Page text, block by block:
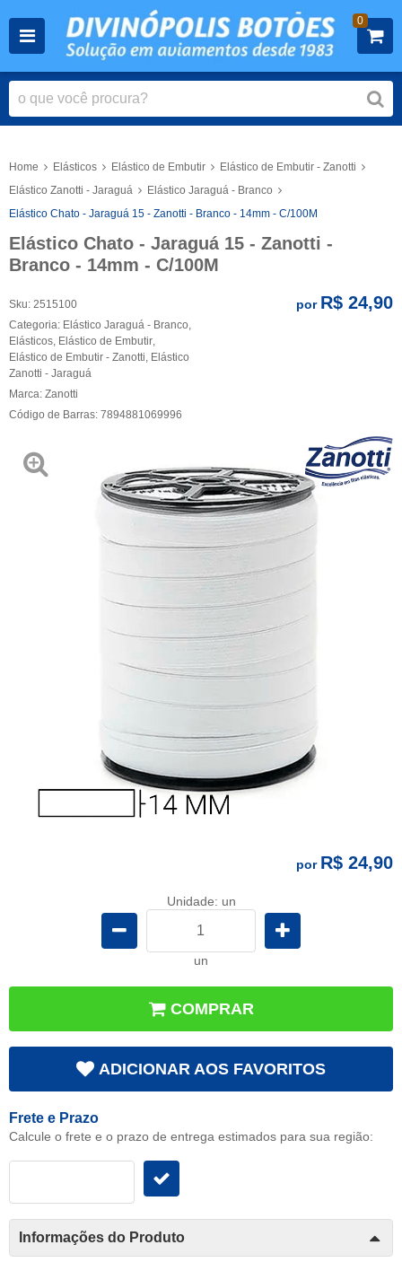
0
Home Elásticos Elástico de Embutir
Elástico de Embutir - Zanotti
Elástico Zanotti - Jaraguá
Elástico Jaraguá - Branco
Elástico Chato - Jaraguá 15 - Zanotti - Branco - 14mm - C/100M
Elástico Chato - Jaraguá 15 - Zanotti -
Branco - 14mm - C/100M
Sku: 2515100
Categoria: Elástico Jaraguá - Branco
Elásticos Elástico de Embutir
Elástico de Embutir - Zanotti Elástico
Zanotti - Jaraguá
Marca: Zanotti
Código de Barras: 7894881069996
por R$ 24,90
por R$ 24,90
Unidade: un
un
COMPRAR
ADICIONAR AOS FAVORITOS
Frete e Prazo
Calcule o frete e o prazo de entrega estimados para sua região:
Informações do Produto